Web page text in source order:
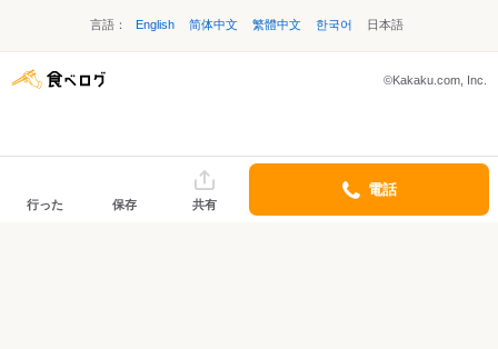
言語： English 简体中文 繁體中文 한국어 日本語
©Kakaku.com, Inc.
行った 保存 共有
電話